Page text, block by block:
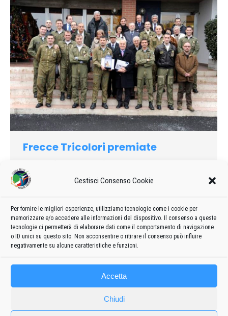
Gestisci Consenso Cookie
Per fornire le migliori esperienze, utilizziamo tecnologie come i cookie per
memorizzare e/o accedere alle informazioni del dispositivo. Il consenso a queste
tecnologie ci permetterà di elaborare dati come il comportamento di navigazione
o ID unici su questo sito. Non acconsentire o ritirare il consenso può influire
negativamente su alcune caratteristiche e funzioni.
Accetta
Chiudi
Frecce Tricolori premiate
admin8235 19 Aprile 2019
Il “Pellegrino di Pace” è stato consegnato con la seguente
motivazione: “… nel nome della nostra Patria portano nel
coerenza con la volontà di civile e serena convivenza di tutti
gli italiani…”.